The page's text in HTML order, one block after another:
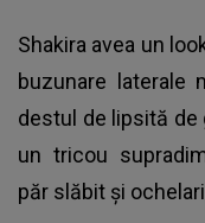
Shakira avea un
buzunare
destul de lipsită de
un tricou
păr slăbit și